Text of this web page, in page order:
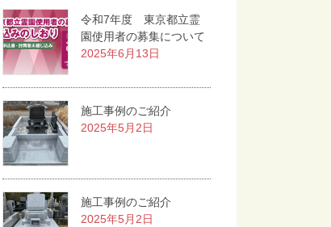
令和7年度 東京都立霊
園使用者の募集について
2025年6月13日
施工事例のご紹介
2025年5月2日
施工事例のご紹介
2025年5月2日